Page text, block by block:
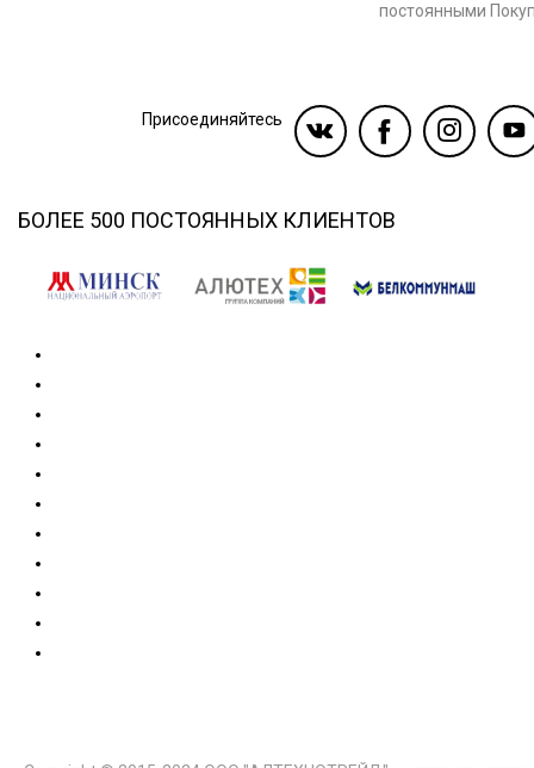
постоянными
Присоединяйтесь
БОЛЕЕ 500 ПОСТОЯННЫХ КЛИЕНТОВ